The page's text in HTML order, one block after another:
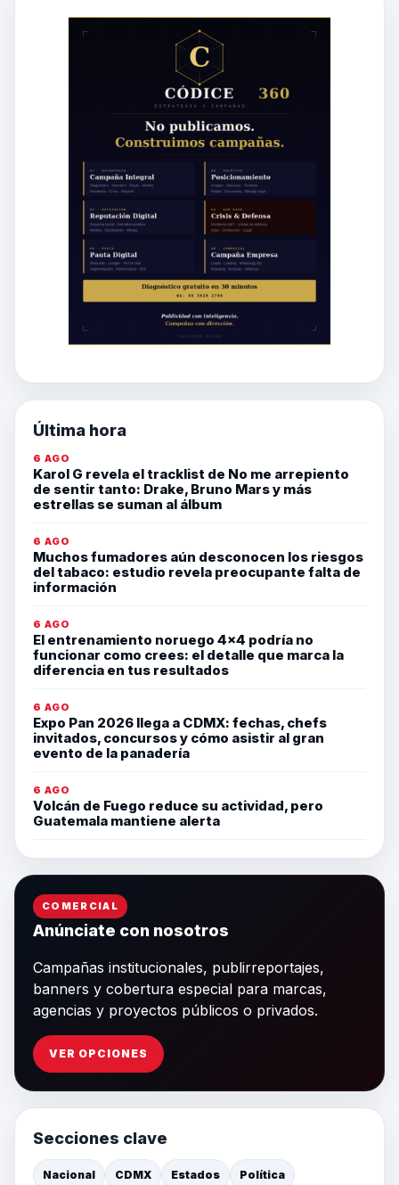
Última hora
6 AGO
Karol G revela el tracklist de No me arrepiento
de sentir tanto: Drake, Bruno Mars y más
estrellas se suman al álbum
6 AGO
Muchos fumadores aún desconocen los riesgos
del tabaco: estudio revela preocupante falta de
información
6 AGO
El entrenamiento noruego 4×4 podría no
funcionar como crees: el detalle que marca la
diferencia en tus resultados
6 AGO
Expo Pan 2026 llega a CDMX: fechas, chefs
invitados, concursos y cómo asistir al gran
evento de la panadería
6 AGO
Volcán de Fuego reduce su actividad, pero
Guatemala mantiene alerta
COMERCIAL
Anúnciate con nosotros
Campañas institucionales, publirreportajes,
banners y cobertura especial para marcas,
agencias y proyectos públicos o privados.
VER OPCIONES
Secciones clave
Nacional CDMX Estados Política